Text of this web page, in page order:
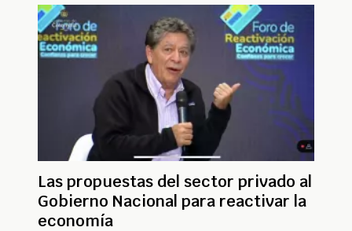
Las propuestas del sector privado al
Gobierno Nacional para reactivar la
economía